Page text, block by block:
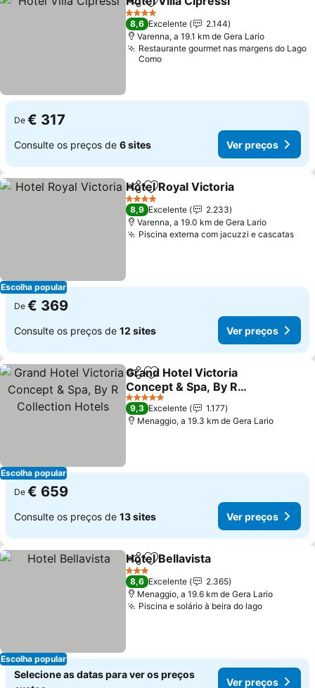
PartilharAdicionar aos favoritos
4 Estrelas
8,6 Excelente
2.144
Varenna, a 19.1 km de Gera Lario
Restaurante gourmet nas margens do Lago
Como
De € 317
Consulte os preços de 6 sites Ver preços
Escolha popular
PartilharAdicionar aos favoritos
Hotel Royal Victoria
4 Estrelas
8,9 Excelente
2.233
Varenna, a 19.0 km de Gera Lario
Piscina externa com jacuzzi e cascatas
De € 369
Consulte os preços de 12 sites Ver preços
Escolha popular
PartilharAdicionar aos favoritos
Grand Hotel Victoria
Concept & Spa, By R
Collection Hotels
5 Estrelas
9,3 Excelente
1.177
Menaggio, a 19.3 km de Gera Lario
De € 659
Consulte os preços de 13 sites Ver preços
Escolha popular
PartilharAdicionar aos favoritos
Hotel Bellavista
3 Estrelas
8,6 Excelente
2.365
Menaggio, a 19.6 km de Gera Lario
Piscina e solário à beira do lago
Selecione as datas para ver os preços
Ver preços